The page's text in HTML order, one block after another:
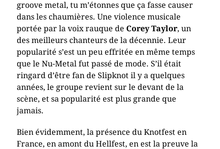
groove metal, tu m’étonnes que ça fasse causer
dans les chaumières. Une violence musicale
portée par la voix rauque de Corey Taylor, un
des meilleurs chanteurs de la décennie. Leur
popularité s’est un peu effritée en même temps
que le Nu-Metal fut passé de mode. S’il était
ringard d’être fan de Slipknot il y a quelques
années, le groupe revient sur le devant de la
scène, et sa popularité est plus grande que
jamais.
Bien évidemment, la présence du Knotfest en
France, en amont du Hellfest, en est la preuve la